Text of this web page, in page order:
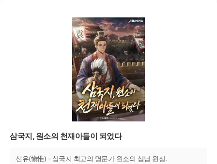
삼국지, 원소의 천재아들이 되었다
신유(愼惟) - 삼국지 최고의 명문가 원소의 삼남 원상.